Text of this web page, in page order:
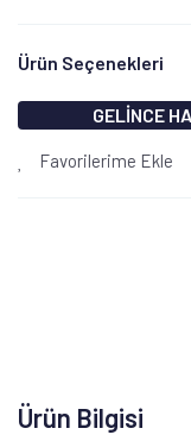
Ürün Seçenekleri
GELİNCE
Favorilerime Ekle
Ürün Bilgisi